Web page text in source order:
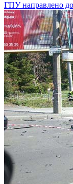
ГПУ направлено